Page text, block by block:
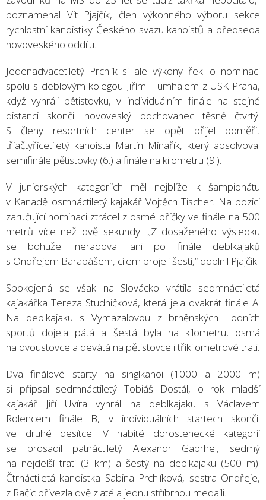
poznamenal Vít Pjajčík, člen výkonného výboru sekce
rychlostní kanoistiky Českého svazu kanoistů a předseda
novoveského oddílu.
Jedenadvacetiletý Prchlík si ale výkony řekl o nominaci
spolu s deblovým kolegou Jiřím Humhalem z USK Praha,
když vyhráli pětistovku, v individuálním finále na stejné
distanci skončil novoveský odchovanec těsně čtvrtý.
S členy resortních center se opět přijel poměřit
třiačtyřicetiletý kanoista Martin Minařík, který absolvoval
semifinále pětistovky (6.) a finále na kilometru (9.).
V juniorských kategoriích měl nejblíže k šampionátu
v Kanadě osmnáctiletý kajakář Vojtěch Tischer. Na pozici
zaručující nominaci ztrácel z osmé příčky ve finále na 500
metrů více než dvě sekundy. „Z dosaženého výsledku
se bohužel neradoval ani po finále deblkajaků
s Ondřejem Barabášem, cílem projeli šestí,“ doplnil Pjajčík.
Spokojená se však na Slovácko vrátila sedmnáctiletá
kajakářka Tereza Studničková, která jela dvakrát finále A.
Na deblkajaku s Vymazalovou z brněnských Lodních
sportů dojela pátá a šestá byla na kilometru, osmá
na dvoustovce a devátá na pětistovce i tříkilometrové trati.
Dva finálové starty na singlkanoi (1000 a 2000 m)
si připsal sedmnáctiletý Tobiáš Dostál, o rok mladší
kajakář Jiří Uvíra vyhrál na deblkajaku s Václavem
Rolencem finále B, v individuálních startech skončil
ve druhé desítce. V nabité dorostenecké kategorii
se prosadil patnáctiletý Alexandr Gabrhel, sedmý
na nejdelší trati (3 km) a šestý na deblkajaku (500 m).
Čtrnáctiletá kanoistka Sabina Prchlíková, sestra Ondřeje,
z Račic přivezla dvě zlaté a jednu stříbrnou medaili.